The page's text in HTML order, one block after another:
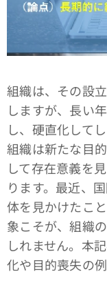
組織は、その設
しますが、長い
し、硬直化して
組織は新たな目
して存在意義を
ります。最近、
体を見かけたこ
象こそが、組織
しれません。本
化や目的喪失の